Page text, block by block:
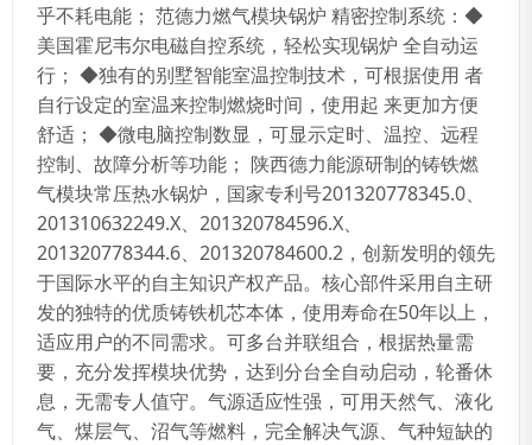
乎不耗电能； 范德力燃气模块锅炉 精密控制系统：◆
美国霍尼韦尔电磁自控系统，轻松实现锅炉 全自动运
行； ◆独有的别墅智能室温控制技术，可根据使用 者
自行设定的室温来控制燃烧时间，使用起 来更加方便
舒适； ◆微电脑控制数显，可显示定时、温控、远程
控制、故障分析等功能； 陕西德力能源研制的铸铁燃
气模块常压热水锅炉，国家专利号201320778345.0、
201310632249.X、201320784596.X、
201320778344.6、201320784600.2，创新发明的领先
于国际水平的自主知识产权产品。核心部件采用自主研
发的独特的优质铸铁机芯本体，使用寿命在50年以上，
适应用户的不同需求。可多台并联组合，根据热量需
要，充分发挥模块优势，达到分台全自动启动，轮番休
息，无需专人值守。气源适应性强，可用天然气、液化
气、煤层气、沼气等燃料，完全解决气源、气种短缺的